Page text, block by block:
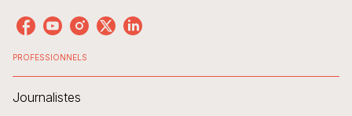
PROFESSIONNELS
Journalistes